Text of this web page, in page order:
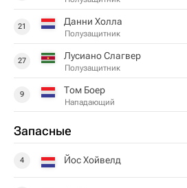
21 Данни Холла
Полузащитник
27 Лусиано Слагвер
Полузащитник
9 Том Боер
Нападающий
Запасные
4 Йос Хойвелд